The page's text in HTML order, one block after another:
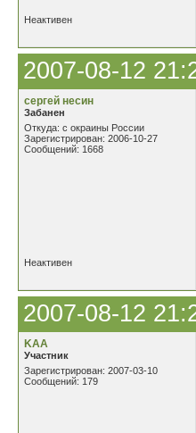
Неактивен
2007-08-12
сергей несин
Забанен
Откуда: с окраины России
Зарегистрирован: 2006-10-27
Сообщений: 1668
Неактивен
2007-08-12
KAA
Участник
Зарегистрирован: 2007-03-10
Сообщений: 179